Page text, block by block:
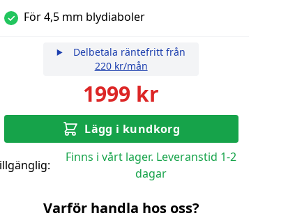
✓ För 4,5 mm blydiaboler
Delbetala räntefritt från
220 kr/mån
1999 kr
Lägg i kundkorg
Finns i vårt lager. Leveranstid 1-2
dagar
Varför handla hos oss?